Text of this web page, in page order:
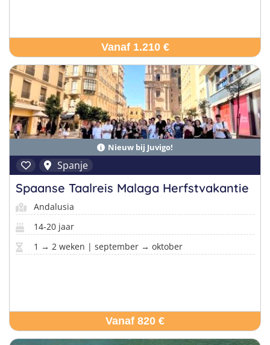
Vanaf 1.210 €
Nieuw bij Juvigo!
Spanje
Spaanse Taalreis Malaga Herfstvakantie
Andalusia
14-20 jaar
1 → 2 weken | september → oktober
Vanaf 820 €